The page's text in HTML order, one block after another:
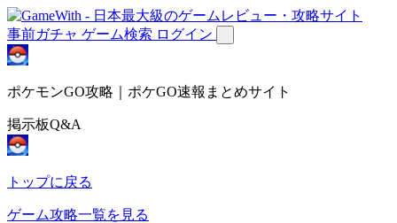
事前ガチャ ゲーム検索 ログイン
ポケモンGO攻略｜ポケGO速報まとめサイト
掲示板Q&A
トップに戻る
ゲーム攻略一覧を見る